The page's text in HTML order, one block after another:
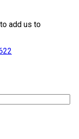
add us to